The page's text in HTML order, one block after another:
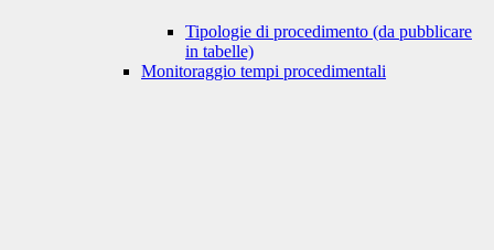
Tipologie di procedimento (da pubblicare
in tabelle)
Monitoraggio tempi procedimentali